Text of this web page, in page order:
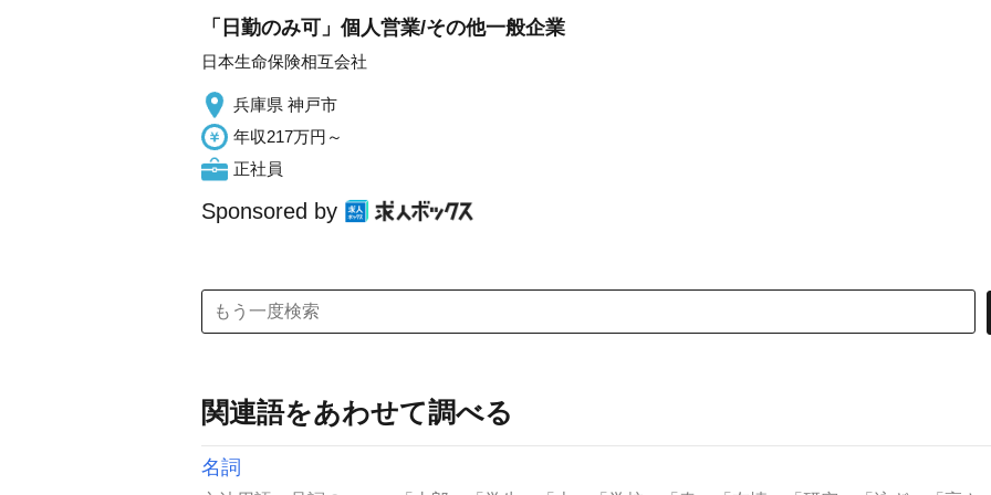
「日勤のみ可」個人営業/その他一般企業
日本生命保険相互会社
兵庫県 神戸市
年収217万円～
正社員
Sponsored by
関連語をあわせて調べる
名詞